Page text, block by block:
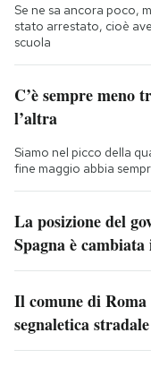
Se ne sa ancora poco,
stato arrestato, cioè
scuola
C’è sempre meno
l’altra
Siamo nel picco della
fine maggio abbia
La posizione del
Spagna è
Il comune di Roma
segnaletica stradale